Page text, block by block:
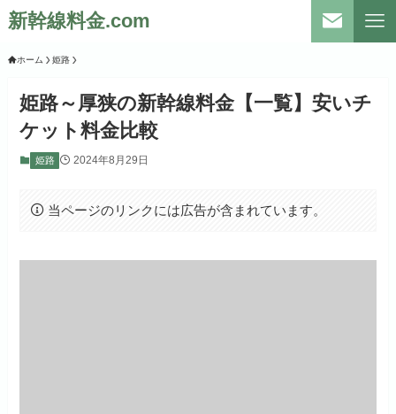
新幹線料金.com
ホーム 姫路
姫路～厚狭の新幹線料金【一覧】安いチ
ケット料金比較
姫路 2024年8月29日
当ページのリンクには広告が含まれています。